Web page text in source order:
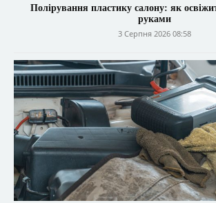
Полірування пластику салону: як
руками
3 Серпня 2026 08:58